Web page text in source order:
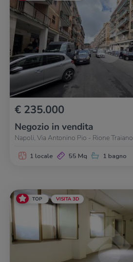
€ 235.000
Negozio in vendita
Napoli, Via Antonino Pio - Rione Traiano
1 locale 55 Mq 1 bagno
TOP VISITA 3D